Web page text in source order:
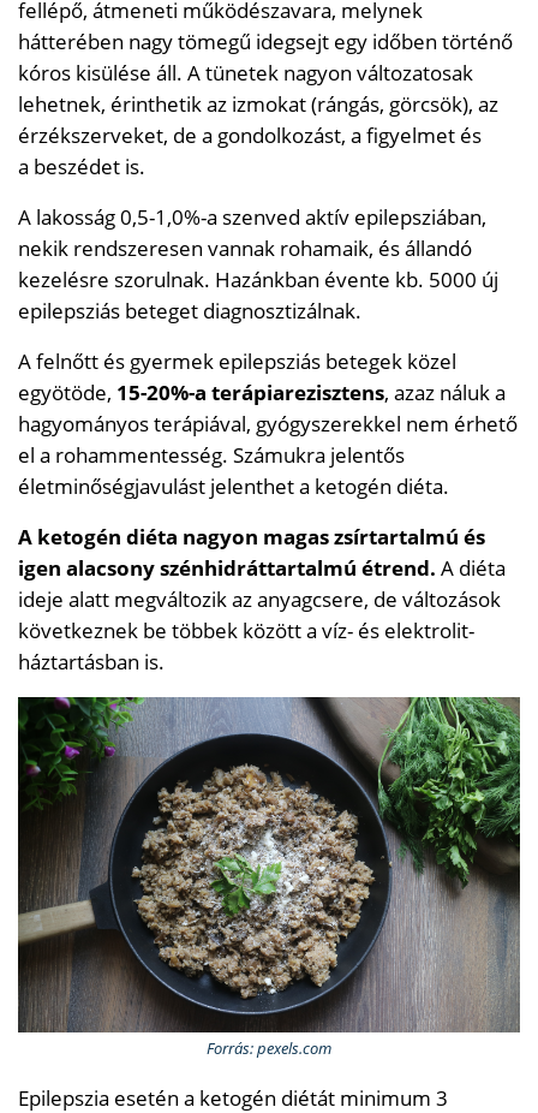
fellépő, átmeneti működészavara, melynek
hátterében nagy tömegű idegsejt egy időben történő
kóros kisülése áll. A tünetek nagyon változatosak
lehetnek, érinthetik az izmokat (rángás, görcsök), az
érzékszerveket, de a gondolkozást, a figyelmet és
a beszédet is.
A lakosság 0,5-1,0%-a szenved aktív epilepsziában,
nekik rendszeresen vannak rohamaik, és állandó
kezelésre szorulnak. Hazánkban évente kb. 5000 új
epilepsziás beteget diagnosztizálnak.
A felnőtt és gyermek epilepsziás betegek közel
egyötöde, 15-20%-a terápiarezisztens, azaz náluk a
hagyományos terápiával, gyógyszerekkel nem érhető
el a rohammentesség. Számukra jelentős
életminőségjavulást jelenthet a ketogén diéta.
A ketogén diéta nagyon magas zsírtartalmú és
igen alacsony szénhidráttartalmú étrend. A diéta
ideje alatt megváltozik az anyagcsere, de változások
következnek be többek között a víz- és elektrolit-
háztartásban is.
Forrás: pexels.com
Epilepszia esetén a ketogén diétát minimum 3